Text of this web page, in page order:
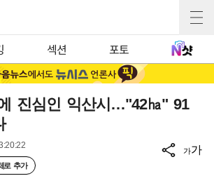
섹션 포토
진심인 익산시…"42㏊" 91
로 추가
가가